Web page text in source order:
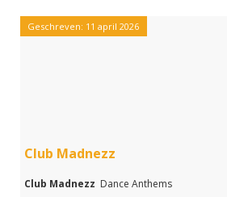
Geschreven: 11 april 2026
Club Madnezz
Club Madnezz Dance Anthems